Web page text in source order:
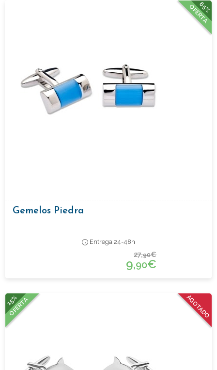
65%
OFERTA
Gemelos Piedra
Entrega 24-48h
27,90€
9,90€
AGOTADO
15%
OFERTA